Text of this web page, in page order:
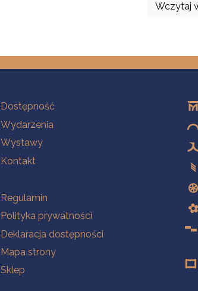
Wczytaj
Na skróty
Dostępność
Wydarzenia
Wystawy
Kontakt
Na skróty
Regulamin
Polityka prywatności
Deklaracja dostępności
Mapa strony
Sklep